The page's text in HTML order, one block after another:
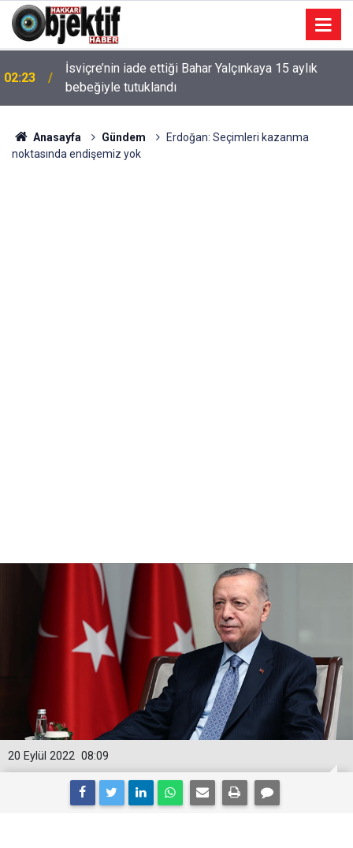
02:23
İsviçre’nin iade ettiği Bahar Yalçınkaya 15 aylık
bebeğiyle tutuklandı
Anasayfa Gündem
E rdoğan: Seçimleri kazanma
noktasında endişemiz yok
08:09
20 Eylül 2022